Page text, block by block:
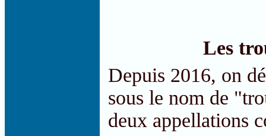
Les
Depuis 2016, on
sous le nom de
deux appellations